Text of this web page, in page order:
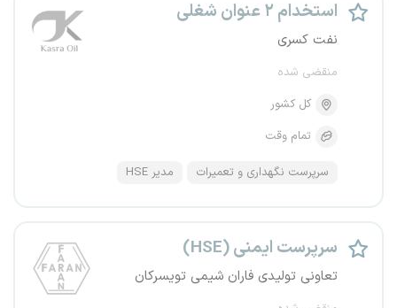
استخدام ۲ عنوان شغلی
نفت کسری
منقضی شده
کل کشور
تمام وقت
سرپرست نگهداری و تعمیرات مدیر HSE
سرپرست ایمنی (HSE)
تعاونی تولیدی فاران شیمی تویسرکان